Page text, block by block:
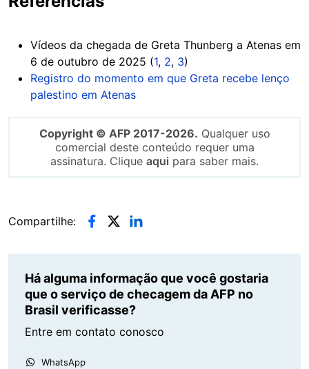
Vídeos da chegada de Greta Thunberg a Atenas em
6 de outubro de 2025 (1, 2, 3)
Registro do momento em que Greta recebe lenço
palestino em Atenas
Copyright © AFP 2017-2026. Qualquer uso
comercial deste conteúdo requer uma
assinatura. Clique aqui para saber mais.
Compartilhe:
Há alguma informação que você gostaria
que o serviço de checagem da AFP no
Brasil verificasse?
Entre em contato conosco
WhatsApp